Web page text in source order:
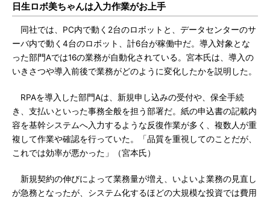
日生ロボ美ちゃんは入力作業がお上手
同社では、PC内で動く2台のロボットと、データセンターのサ
ーバ内で動く4台のロボット、計6台が稼働中だ。導入対象とな
った部門Aでは16の業務が自動化されている。宮本氏は、導入の
いきさつや導入前後で業務がどのように変化したかを説明した。
RPAを導入した部門Aは、新規申し込みの受付や、保全手続
き、支払いといった事務全般を担う部署だ。紙の申込書の記載内
容を基幹システムへ入力するような反復作業が多く、複数人が重
複して作業や確認を行っていた。「品質を重視してのことだが、
これでは効率が悪かった」（宮本氏）
新規契約の伸びによって業務量が増え、いよいよ業務の見直し
が急務となったが、システム化するほどの大規模な投資では費用